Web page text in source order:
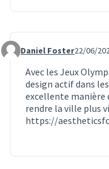
Commentaire 2426
Daniel Foster22/06/
Avec les Jeux
design actif dans
excellente manière
rendre la ville plus
https://